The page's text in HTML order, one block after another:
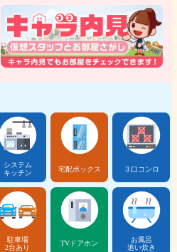
システム
キッチン
宅配ボックス ３口コンロ
駐車場
2台あり
TVドアホン
お風呂
追い炊き